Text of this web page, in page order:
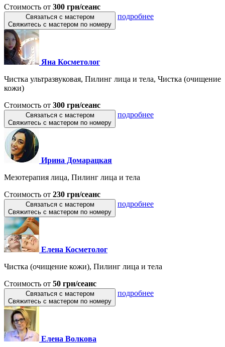
Стоимость от 300 грн/сеанс
Связаться с мастером
Свяжитесь с мастером по номеру
подробнее
Яна Косметолог
Чистка ультразвуковая, Пилинг лица и тела, Чистка (очищение
кожи)
Стоимость от 300 грн/сеанс
Связаться с мастером
Свяжитесь с мастером по номеру
подробнее
Ирина Домарацкая
Мезотерапия лица, Пилинг лица и тела
Стоимость от 230 грн/сеанс
Связаться с мастером
Свяжитесь с мастером по номеру
подробнее
Елена Косметолог
Чистка (очищение кожи), Пилинг лица и тела
Стоимость от 50 грн/сеанс
Связаться с мастером
Свяжитесь с мастером по номеру
подробнее
Елена Волкова